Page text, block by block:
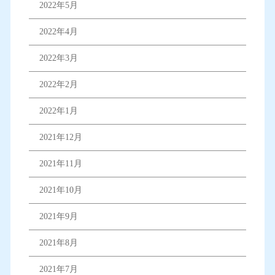
2022年5月
2022年4月
2022年3月
2022年2月
2022年1月
2021年12月
2021年11月
2021年10月
2021年9月
2021年8月
2021年7月